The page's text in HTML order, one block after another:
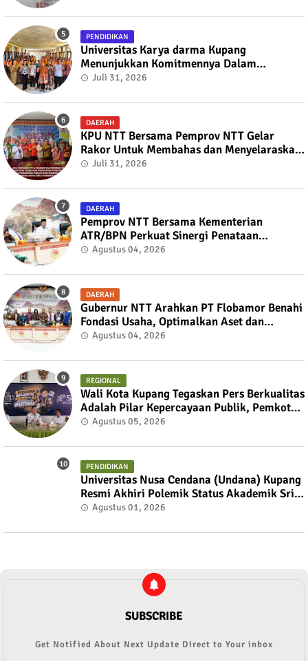
PENDIDIKAN
Universitas Karya darma Kupang
Menunjukkan Komitmennya Dalam
Mendukung Pembangunan Masyarakat
Juli 31, 2026
DAERAH
KPU NTT Bersama Pemprov NTT Gelar
Rakor Untuk Membahas dan Menyelaraskan
Draft Nota Kesepahaman
Juli 31, 2026
DAERAH
Pemprov NTT Bersama Kementerian
ATR/BPN Perkuat Sinergi Penataan
Pertanahan dan Tata Ruang
Agustus 04, 2026
DAERAH
Gubernur NTT Arahkan PT Flobamor Benahi
Fondasi Usaha, Optimalkan Aset dan
Ekspansi Bisnis
Agustus 04, 2026
REGIONAL
Wali Kota Kupang Tegaskan Pers Berkualitas
Adalah Pilar Kepercayaan Publik, Pemkot
Siap Perkuat Kolaborasi dengan SMSI NTT
Agustus 05, 2026
PENDIDIKAN
Universitas Nusa Cendana (Undana) Kupang
Resmi Akhiri Polemik Status Akademik Sri
Sulastri Hamza Melalui Mekanisme Dialog
Agustus 01, 2026
SUBSCRIBE
Get Notified About Next Update Direct to Your inbox